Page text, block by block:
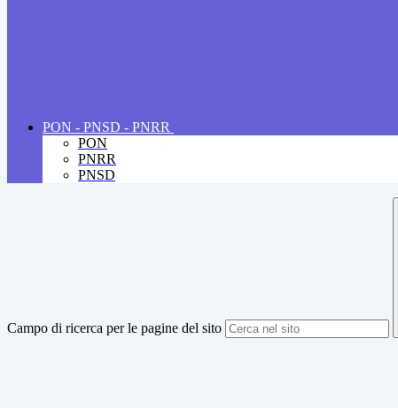
PON - PNSD - PNRR
PON
PNRR
PNSD
Campo di ricerca per le pagine del sito